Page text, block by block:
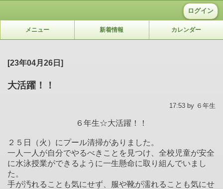
ログイン
メニュー 新着情報 カレンダー
[23年04月26日]
大活躍！！
17:53 by ６年生
６年生☆大活躍！！
２５日（火）にプール清掃がありました。
一人一人が自分でやるべきことを見つけ、全校児童が安全
に水泳授業ができるように一生懸命に取り組んでいまし
た。
手が汚れることも気にせず、服や靴が濡れることも気にせ